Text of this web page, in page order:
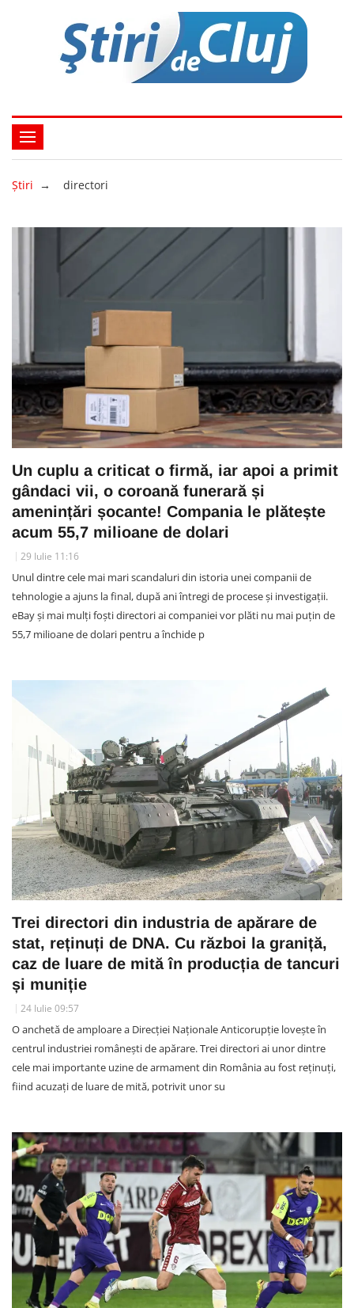
Ştiri → directori
Un cuplu a criticat o firmă, iar apoi a primit
gândaci vii, o coroană funerară și
amenințări șocante! Compania le plătește
acum 55,7 milioane de dolari
29 Iulie 11:16
Unul dintre cele mai mari scandaluri din istoria unei companii de
tehnologie a ajuns la final, după ani întregi de procese și investigații.
eBay și mai mulți foști directori ai companiei vor plăti nu mai puțin de
55,7 milioane de dolari pentru a închide p
Trei directori din industria de apărare de
stat, reținuți de DNA. Cu război la graniță,
caz de luare de mită în producția de tancuri
și muniție
24 Iulie 09:57
O anchetă de amploare a Direcției Naționale Anticorupție lovește în
centrul industriei românești de apărare. Trei directori ai unor dintre
cele mai importante uzine de armament din România au fost reținuți,
fiind acuzați de luare de mită, potrivit unor su